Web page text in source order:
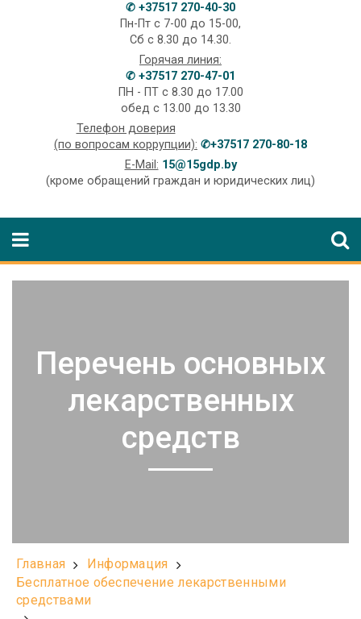
✆ +37517 270-40-30
Пн-Пт с 7-00 до 15-00,
Сб с 8.30 до 14.30.
Горячая линия:
✆ +37517 270-47-01
ПН - ПТ с 8.30 до 17.00
обед с 13.00 до 13.30
Телефон доверия
(по вопросам коррупции): ✆+37517 270-80-18
E-Mail: 15@15gdp.by
(кроме обращений граждан и юридических лиц)
Перечень основных
лекарственных
средств
Главная
Информация
Бесплатное обеспечение лекарственными
средствами